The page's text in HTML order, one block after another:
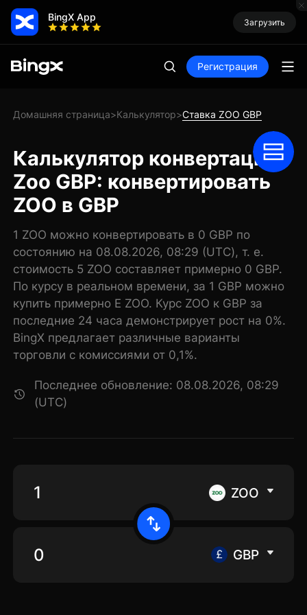
BingX App Загрузить
Регистрация
Домашняя страница>Калькулятор>Ставка ZOO GBP
Калькулятор конвертации
Zoo GBP: конвертировать
ZOO в GBP
1 ZOO можно конвертировать в 0 GBP по
состоянию на 08.08.2026, 08:29 (UTC), т. е.
стоимость 5 ZOO составляет примерно 0 GBP.
По курсу в реальном времени, за 1 GBP можно
купить примерно E ZOO. Курс ZOO к GBP за
последние 24 часа демонстрирует рост на 0%.
BingX предлагает различные варианты
торговли с комиссиями от 0,1%.
Последнее обновление: 08.08.2026, 08:29
(UTC)
ZOO
GBP